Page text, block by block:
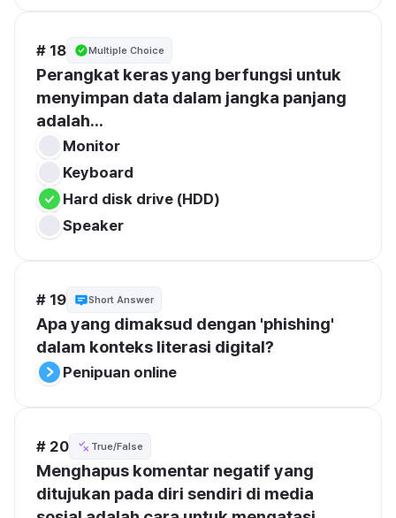
# 18 Multiple Choice
Perangkat keras yang berfungsi untuk
menyimpan data dalam jangka panjang
adalah...
Monitor
Keyboard
Hard disk drive (HDD)
Speaker
# 19 Short Answer
Apa yang dimaksud dengan 'phishing'
dalam konteks literasi digital?
Penipuan online
# 20 True/False
Menghapus komentar negatif yang
ditujukan pada diri sendiri di media